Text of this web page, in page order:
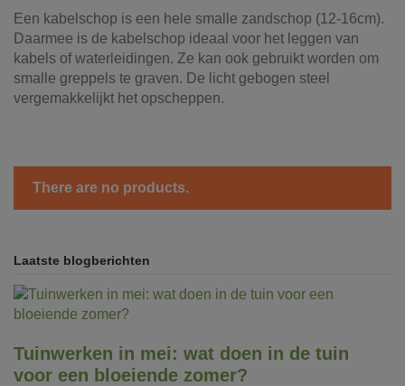
Een kabelschop is een hele smalle zandschop (12-16cm).
Daarmee is de kabelschop ideaal voor het leggen van
kabels of waterleidingen. Ze kan ook gebruikt worden om
smalle greppels te graven. De licht gebogen steel
vergemakkelijkt het opscheppen.
There are no products.
Laatste blogberichten
Tuinwerken in mei: wat doen in de tuin
voor een bloeiende zomer?